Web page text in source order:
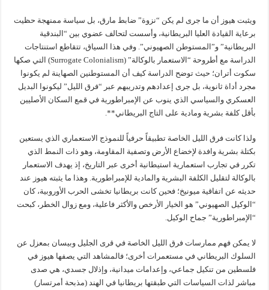
ويثبت هيوز أن ما جرى لم يكن “نزوة” ضابط مارق، بل سياسة ممنهجة حظيت
برعاية القيادة العليا البريطانية، وأسست لتحالف عضوي بين “البندقية
البريطانية” و”المستوطن الصهيوني”. وفي هذا السياق، تتقاطع استنتاجات
الدراسة مع أطروحة “الاستعمار بالوكالة” (Surrogate Colonialism) التي صكها
سكوت أتران؛ حيث توضح الدراسة كيف أن المستوطنين الصهاينة لم يكونوا
مجرد أداة ثانوية، بل جرى إعدادهم وتدريبهم عبر “فرق الليل” ليكونوا البديل
العسكري والسياسي الذي ينوب عن الإمبراطورية في قمع السكان الأصليين
بأقل كلفة بشرية ومادية على التاج البريطاني**.
ولذا كانت فرق الليل الخاصة تطبيقاً حرفياً للنموذج الاستعماري الذي يستعين
بكتلة بشرية وافدة لإخضاع الأرض وتصفية المقاومة، وهو ذات النمط الذي
تكرر في تجارب استعمارية استيطانية أخرى عبر التاريخ، إذ يهدف الاستعمار
بالوكالة لتقليل الكلفة البشرية والمادية للإمبراطورية. وهذا ما يثبته هيوز عند
حديثه عن اتفاقية ميونيخ؛ فحين كانت بريطانيا تخشى الحرب الأوروبية، كان
“الوكيل الصهيوني” هو الخيار الأرخص والأكثر فاعلية، ومع زوال الخطر، كبحت
“الإمبراطورية” جماح الوكيل.
لا يمكن فهم ممارسات فرق الليل الخاصة في قرى الجليل وبيسان بمعزل عن
السلوك البريطاني في مستعمرات أخرى؛ فالمشاهد التي يصفها هيوز في
فلسطين من تنكيل جماعي، وإعدامات ميدانية، وإذلال جسدي، هي صدى
مباشر لذات السياسات التي طبقتها بريطانيا في الهند (مذبحة أمرتسار)